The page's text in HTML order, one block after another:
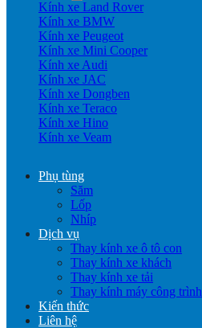
Kính xe Land Rover
Kính xe BMW
Kính xe Peugeot
Kính xe Mini Cooper
Kính xe Audi
Kính xe JAC
Kính xe Dongben
Kính xe Teraco
Kính xe Hino
Kính xe Veam
Phụ tùng
Săm
Lốp
Nhíp
Dịch vụ
Thay kính xe ô tô con
Thay kính xe khách
Thay kính xe tải
Thay kính máy công trình
Kiến thức
Liên hệ